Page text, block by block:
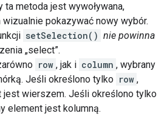
ta metoda jest wywoływana,
pokazywać nowy wybór.
setSelection() nie powinna
„select”.
row , jak i column , wybrany
Jeśli określono tylko row ,
jest wierszem. Jeśli określono tylko
element jest kolumną.